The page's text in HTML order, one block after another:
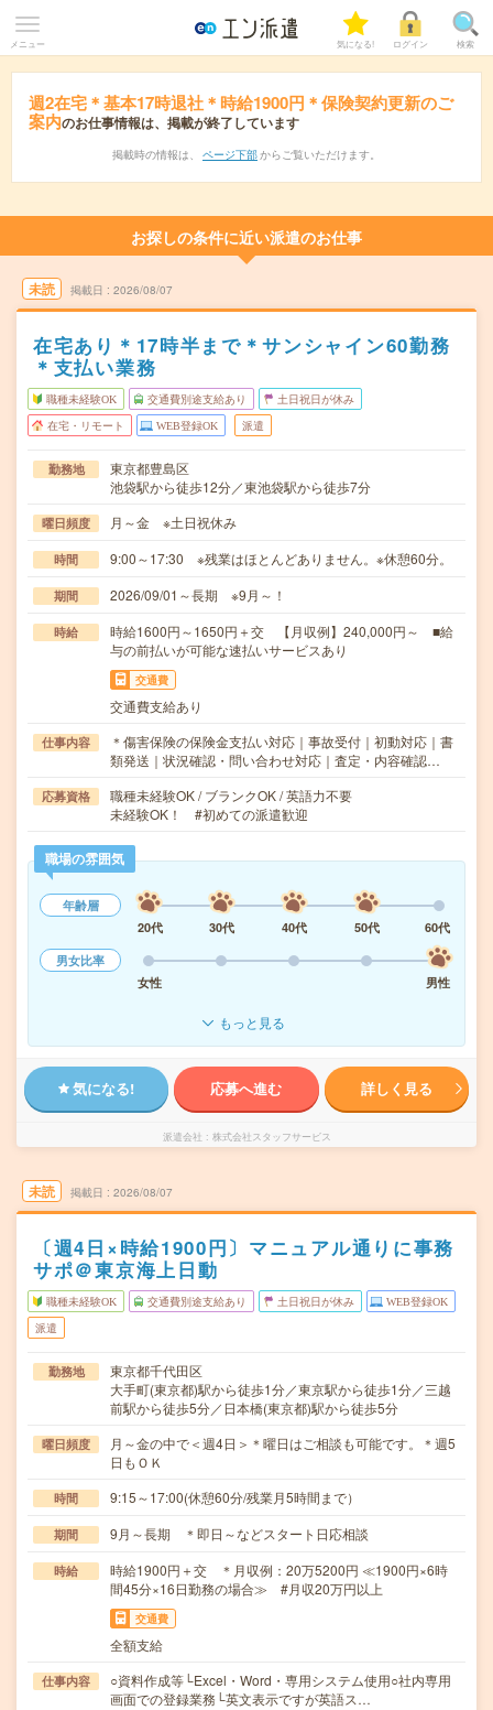
メニュー 気になる! ログイン 検索
週2在宅＊基本17時退社＊時給1900円＊保険契約更新のご
案内のお仕事情報は、掲載が終了しています
掲載時の情報は、 ページ下部 からご覧いただけます。
お探しの条件に近い派遣のお仕事
未読 掲載日 2026/08/07
在宅あり＊17時半まで＊サンシャイン60勤務
＊支払い業務
職種未経験OK 交通費別途支給あり 土日祝日が休み
在宅・リモート WEB登録OK 派遣
勤務地
東京都豊島区
池袋駅から徒歩12分／東池袋駅から徒歩7分
曜日頻度 月～金 ※土日祝休み
時間 9:00～17:30 ※残業はほとんどありません。※休憩60分。
期間 2026/09/01～長期 ※9月～！
時給
時給1600円～1650円＋交 【月収例】240,000円～ ■給
与の前払いが可能な速払いサービスあり
交通費
交通費支給あり
仕事内容
＊傷害保険の保険金支払い対応｜事故受付｜初動対応｜書
類発送｜状況確認・問い合わせ対応｜査定・内容確認…
応募資格
職種未経験OK / ブランクOK / 英語力不要
未経験OK！ #初めての派遣歓迎
職場の雰囲気
年齢層
20代
30代 40代 50代
60代
男女比率
女性
男性
もっと見る
気になる! 応募へ進む 詳しく見る
派遣会社 株式会社スタッフサービス
未読 掲載日 2026/08/07
〔週4日×時給1900円〕マニュアル通りに事務
サポ＠東京海上日動
職種未経験OK 交通費別途支給あり 土日祝日が休み WEB登録OK
派遣
勤務地
東京都千代田区
大手町(東京都)駅から徒歩1分／東京駅から徒歩1分／三越
前駅から徒歩5分／日本橋(東京都)駅から徒歩5分
曜日頻度
月～金の中で＜週4日＞＊曜日はご相談も可能です。＊週5
日もＯＫ
時間 9:15～17:00(休憩60分/残業月5時間まで）
期間 9月～長期 ＊即日～などスタート日応相談
時給
時給1900円＋交 ＊月収例：20万5200円 ≪1900円×6時
間45分×16日勤務の場合≫ #月収20万円以上
交通費
全額支給
仕事内容
○資料作成等└Excel・Word・専用システム使用○社内専用
画面での登録業務└英文表示ですが英語ス…